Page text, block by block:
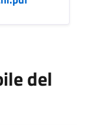
del